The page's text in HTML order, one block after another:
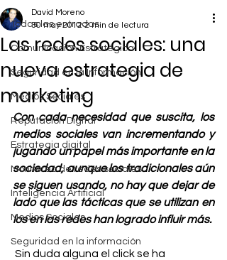
Todas las entradas
Comunicación Estratégica
Seguridad en la Información
Medios Sociales
Reputación Digital
Estrategia digital
Monitoreo de redes sociales
Inteligencia Artificial
Medios Sociales
Seguridad en la información
Las redes sociales: una
nueva estrategia de
marketing
David Moreno
30 may 2012 2 min de lectura
Con cada necesidad que suscita, los
medios sociales van incrementando y
jugando un papel más importante en la
sociedad, aunque los tradicionales aún
se siguen usando, no hay que dejar de
lado que las tácticas que se utilizan en
los en las redes han logrado influir más.